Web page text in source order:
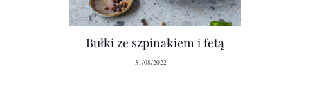
Bułki ze szpinakiem i fetą
31/08/2022